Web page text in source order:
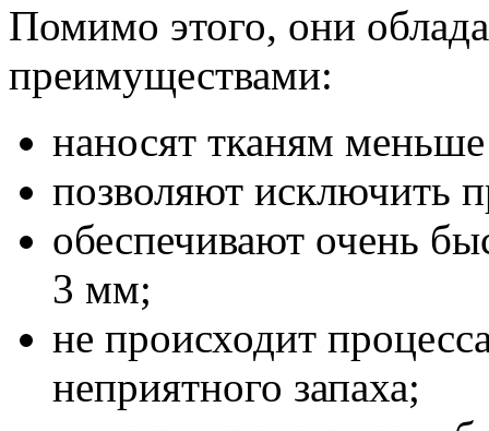
Помимо этого, они
преимуществами:
наносят тканям
позволяют исключить
обеспечивают очень
3 мм;
не происходит
неприятного запаха;